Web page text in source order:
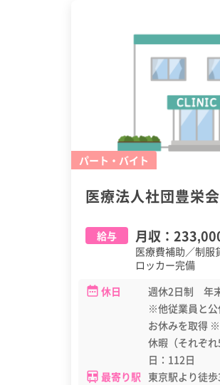
パート・バイト
医療法人社団豊栄会
給与 月収：
医療費補助／制服
ロッカー完備
休日
週休2日制 年
※他従業員と公
お休みを取得
休暇（それぞ
日：112日
最寄り駅 東京駅より徒